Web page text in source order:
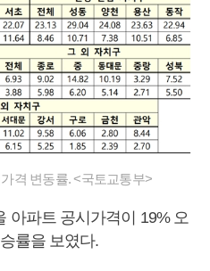
격 변동률. <국토교통부>
아파트 공시가격이 19% 오
률을 보였다.